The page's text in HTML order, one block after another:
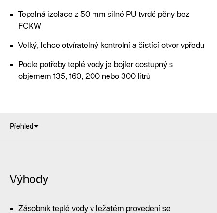
Tepelná izolace z 50 mm silné PU tvrdé pěny bez
FCKW
Velký, lehce otvíratelný kontrolní a čistící otvor vpředu
Podle potřeby teplé vody je bojler dostupný s
objemem 135, 160, 200 nebo 300 litrů
Přehled
Výhody
Zásobník teplé vody v ležatém provedení se